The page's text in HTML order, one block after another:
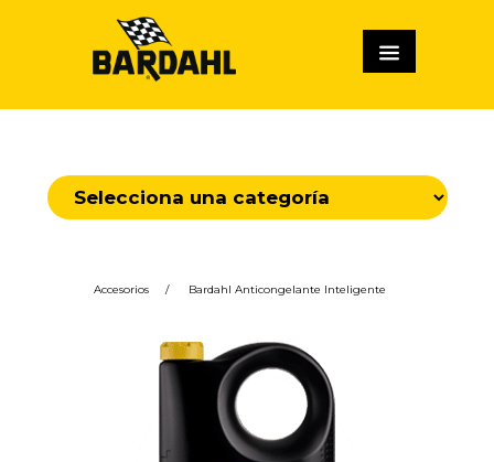
Accesorios / Bardahl Anticongelante Inteligente